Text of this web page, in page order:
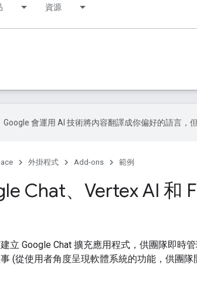
資源
Google 會運用 AI 技術將內容翻譯成你偏好的語言，
外掛程式 Add-ons 範例
Chat、Vertex AI 和
立 Google Chat 擴充應用程式，供團隊即時
(從使用者角度呈現軟體系統的功能，供團